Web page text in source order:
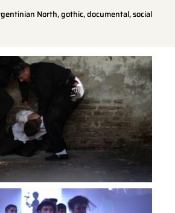
North, gothic, documental, social